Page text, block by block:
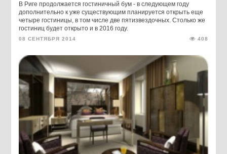
В Риге продолжается гостиничный бум - в следующем году
дополнительно к уже существующим планируется открыть еще
четыре гостиницы, в том числе две пятизвездочных. Столько же
гостиниц будет открыто и в 2016 году.
08 СЕНТЯБРЯ 2014 408